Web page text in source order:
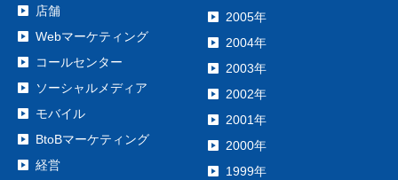
店舗
Webマーケティング
コールセンター
ソーシャルメディア
モバイル
BtoBマーケティング
経営
2005年
2004年
2003年
2002年
2001年
2000年
1999年